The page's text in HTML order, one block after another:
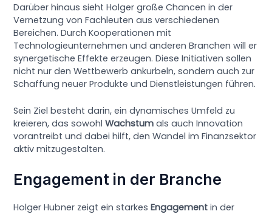
Darüber hinaus sieht Holger große Chancen in der
Vernetzung von Fachleuten aus verschiedenen
Bereichen. Durch Kooperationen mit
Technologieunternehmen und anderen Branchen will er
synergetische Effekte erzeugen. Diese Initiativen sollen
nicht nur den Wettbewerb ankurbeln, sondern auch zur
Schaffung neuer Produkte und Dienstleistungen führen.
Sein Ziel besteht darin, ein dynamisches Umfeld zu
kreieren, das sowohlWachstum als auch Innovation
vorantreibt und dabei hilft, den Wandel im Finanzsektor
aktiv mitzugestalten.
Engagement in der Branche
Holger Hubner zeigt ein starkesEngagement in der